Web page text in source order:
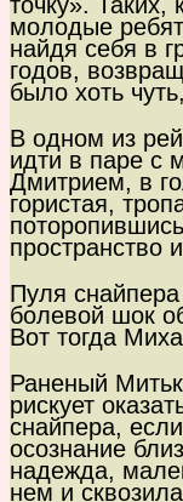
молодые
найдя себя в
годов,
было хоть
В одном из
идти в паре с
Дмитрием, в
гористая,
пространство
Пуля
болевой шок
Вот тогда
Раненый
рискует
снайпера,
осознание
надежда,
нем и